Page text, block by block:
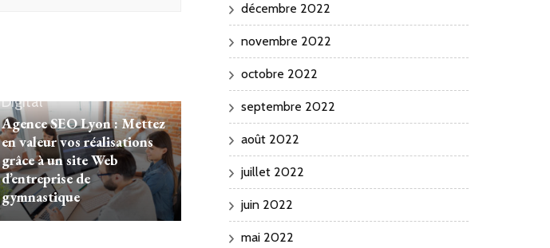
Digital
Agence SEO Lyon : Mettez
en valeur vos réalisations
grâce à un site Web
d’entreprise de
gymnastique
décembre 2022
novembre 2022
octobre 2022
septembre 2022
août 2022
juillet 2022
juin 2022
mai 2022